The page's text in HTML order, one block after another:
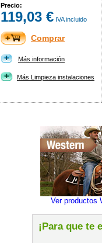
Precio:
119,03 € IVA incluido
Comprar
Más información
Más Limpieza instalaciones
Ver productos
¡Para que te